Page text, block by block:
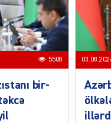
ŞOU-
5508
bir-